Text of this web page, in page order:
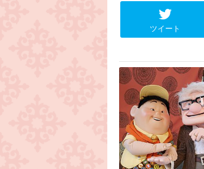
ツイート